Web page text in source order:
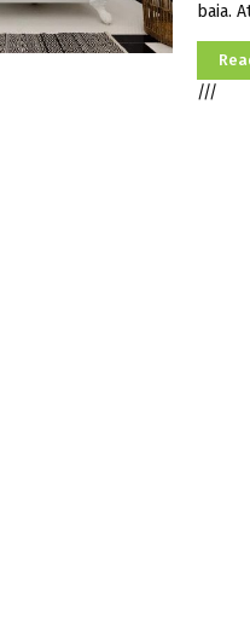
baia.
///